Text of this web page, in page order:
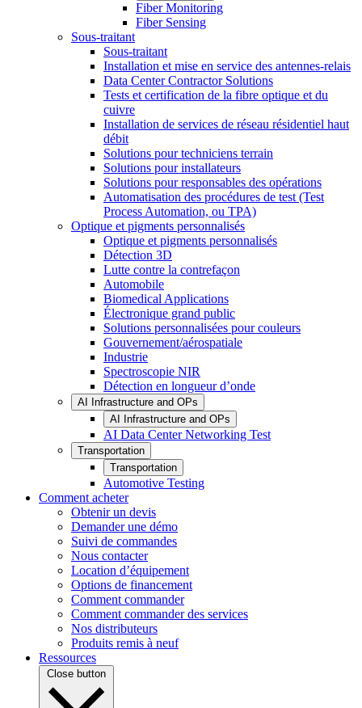
Fiber Monitoring
Fiber Sensing
Sous-traitant
Sous-traitant
Installation et mise en service des antennes-relais
Data Center Contractor Solutions
Tests et certification de la fibre optique et du
cuivre
Installation de services de réseau résidentiel haut
débit
Solutions pour techniciens terrain
Solutions pour installateurs
Solutions pour responsables des opérations
Automatisation des procédures de test (Test
Process Automation, ou TPA)
Optique et pigments personnalisés
Optique et pigments personnalisés
Détection 3D
Lutte contre la contrefaçon
Automobile
Biomedical Applications
Électronique grand public
Solutions personnalisées pour couleurs
Gouvernement/aérospatiale
Industrie
Spectroscopie NIR
Détection en longueur d’onde
AI Infrastructure and OPs
AI Infrastructure and OPs
AI Data Center Networking Test
Transportation
Transportation
Automotive Testing
Comment acheter
Obtenir un devis
Demander une démo
Suivi de commandes
Nous contacter
Location d’équipement
Options de financement
Comment commander
Comment commander des services
Nos distributeurs
Produits remis à neuf
Ressources
Close button